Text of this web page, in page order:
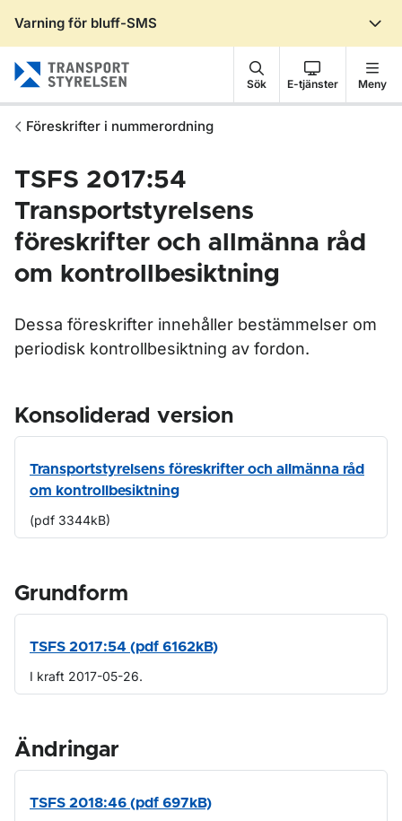
Varning för bluff-SMS
Sök E-tjänster Meny
Föreskrifter i nummerordning
TSFS 2017:54
Transportstyrelsens
föreskrifter och allmänna råd
om kontrollbesiktning
Dessa föreskrifter innehåller bestämmelser om
periodisk kontrollbesiktning av fordon.
Konsoliderad version
Transportstyrelsens föreskrifter och allmänna råd
om kontrollbesiktning
(pdf 3344kB)
Grundform
TSFS 2017:54 (pdf 6162kB)
I kraft 2017-05-26.
Ändringar
TSFS 2018:46 (pdf 697kB)